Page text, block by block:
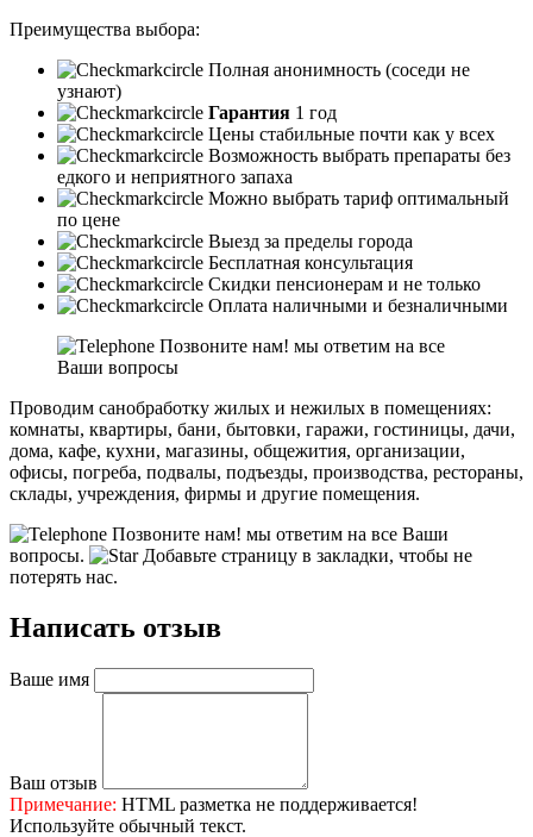
Преимущества выбора:
Полная анонимность (соседи не
узнают)
Гарантия 1 год
Цены стабильные почти как у всех
Возможность выбрать препараты без
едкого и неприятного запаха
Можно выбрать тариф оптимальный
по цене
Выезд за пределы города
Бесплатная консультация
Скидки пенсионерам и не только
Оплата наличными и безналичными
Позвоните нам! мы ответим на все
Ваши вопросы
Проводим санобработку жилых и нежилых в помещениях:
комнаты, квартиры, бани, бытовки, гаражи, гостиницы, дачи,
дома, кафе, кухни, магазины, общежития, организации,
офисы, погреба, подвалы, подъезды, производства, рестораны,
склады, учреждения, фирмы и другие помещения.
Позвоните нам! мы ответим на все Ваши
вопросы.
Добавьте страницу в закладки, чтобы не
потерять нас.
Написать отзыв
Ваше имя
Ваш отзыв
Примечание: HTML разметка не поддерживается!
Используйте обычный текст.